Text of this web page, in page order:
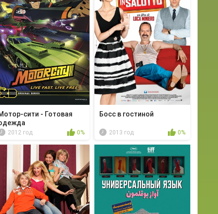
сити - Готовая
2012 год 0%
Босс в гостиной
2013 год 0%